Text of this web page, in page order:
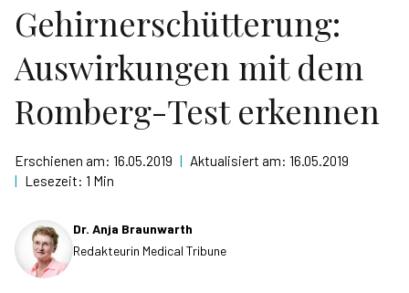
Gehirnerschütterung:
Auswirkungen mit dem
Romberg-Test erkennen
Erschienen am: 16.05.2019 | Aktualisiert am: 16.05.2019
| Lesezeit: 1 Min
Dr. Anja Braunwarth
Redakteurin Medical Tribune